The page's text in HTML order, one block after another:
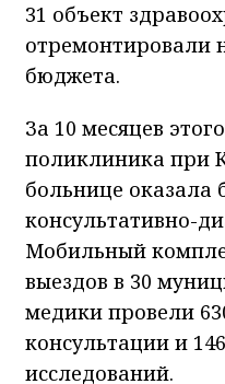
31 объект
отремонтировали
бюджета.
За 10 месяцев
поликлиника при
больнице оказала
консультативно-
Мобильный
выездов в 30
медики провели
консультации и
исследований.